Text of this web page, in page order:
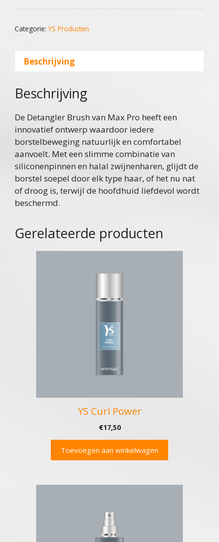
Categorie:YS Producten
Beschrijving
Beschrijving
De Detangler Brush van Max Pro heeft een
innovatief ontwerp waardoor iedere
borstelbeweging natuurlijk en comfortabel
aanvoelt. Met een slimme combinatie van
siliconenpinnen en halal zwijnenharen, glijdt de
borstel soepel door elk type haar, of het nu nat
of droog is, terwijl de hoofdhuid liefdevol wordt
beschermd.
Gerelateerde producten
YS Curl Power
€17,50
Toevoegen aan winkelwagen